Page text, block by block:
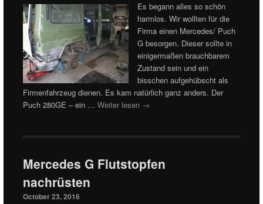
Es begann alles so schön
harmlos. Wir wollten für die
Firma einen Mercedes/ Puch
G besorgen. Dieser sollte in
einigermaßen brauchbarem
Zustand sein und ein
bisschen aufgehübscht als
Firmenfahrzeug dienen. Es kam natürlich ganz anders. Der
Puch 280GE – ein …Weiter lesen →
Mercedes G Flutstopfen
nachrüsten
October 23, 2016